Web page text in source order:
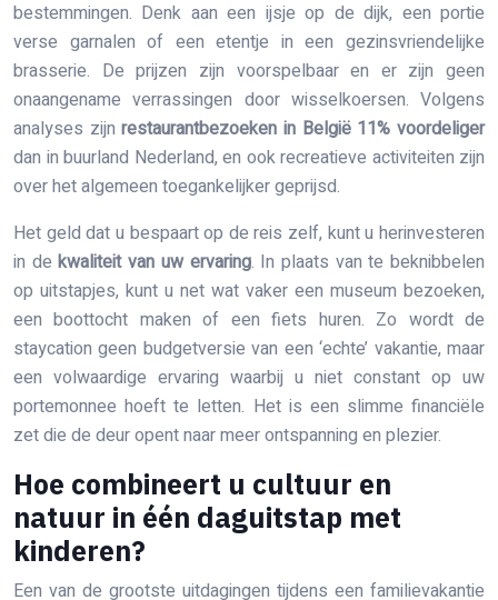
bestemmingen. Denk aan een ijsje op de dijk, een portie
verse garnalen of een etentje in een gezinsvriendelijke
brasserie. De prijzen zijn voorspelbaar en er zijn geen
onaangename verrassingen door wisselkoersen. Volgens
analyses zijnrestaurantbezoeken in België 11% voordeliger
dan in buurland Nederland, en ook recreatieve activiteiten zijn
over het algemeen toegankelijker geprijsd.
Het geld dat u bespaart op de reis zelf, kunt u herinvesteren
in dekwaliteit van uw ervaring. In plaats van te beknibbelen
op uitstapjes, kunt u net wat vaker een museum bezoeken,
een boottocht maken of een fiets huren. Zo wordt de
staycation geen budgetversie van een ‘echte’ vakantie, maar
een volwaardige ervaring waarbij u niet constant op uw
portemonnee hoeft te letten. Het is een slimme financiële
zet die de deur opent naar meer ontspanning en plezier.
Hoe combineert u cultuur en
natuur in één daguitstap met
kinderen?
Een van de grootste uitdagingen tijdens een familievakantie